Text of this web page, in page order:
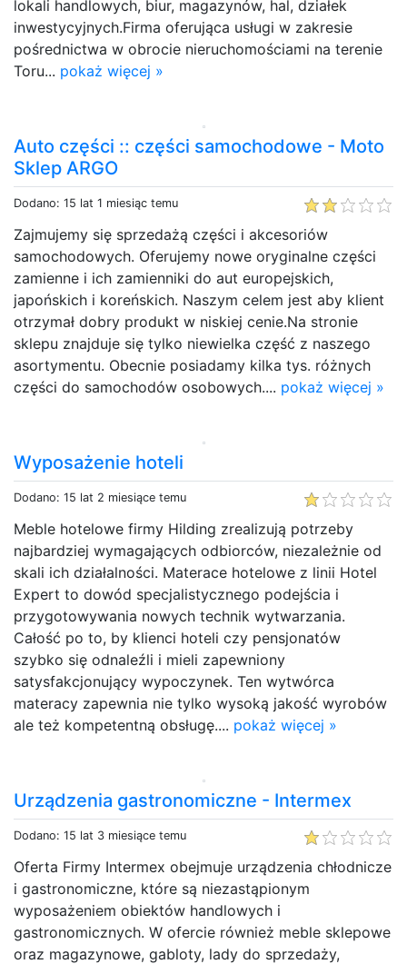
lokali handlowych, biur, magazynów, hal, działek
inwestycyjnych.Firma oferująca usługi w zakresie
pośrednictwa w obrocie nieruchomościami na terenie
Toru... pokaż więcej »
Auto części :: części samochodowe - Moto
Sklep ARGO
Dodano: 15 lat 1 miesiąc temu
Zajmujemy się sprzedażą części i akcesoriów
samochodowych. Oferujemy nowe oryginalne części
zamienne i ich zamienniki do aut europejskich,
japońskich i koreńskich. Naszym celem jest aby klient
otrzymał dobry produkt w niskiej cenie.Na stronie
sklepu znajduje się tylko niewielka część z naszego
asortymentu. Obecnie posiadamy kilka tys. różnych
części do samochodów osobowych.... pokaż więcej »
Wyposażenie hoteli
Dodano: 15 lat 2 miesiące temu
Meble hotelowe firmy Hilding zrealizują potrzeby
najbardziej wymagających odbiorców, niezależnie od
skali ich działalności. Materace hotelowe z linii Hotel
Expert to dowód specjalistycznego podejścia i
przygotowywania nowych technik wytwarzania.
Całość po to, by klienci hoteli czy pensjonatów
szybko się odnaleźli i mieli zapewniony
satysfakcjonujący wypoczynek. Ten wytwórca
materacy zapewnia nie tylko wysoką jakość wyrobów
ale też kompetentną obsługę.... pokaż więcej »
Urządzenia gastronomiczne - Intermex
Dodano: 15 lat 3 miesiące temu
Oferta Firmy Intermex obejmuje urządzenia chłodnicze
i gastronomiczne, które są niezastąpionym
wyposażeniem obiektów handlowych i
gastronomicznych. W ofercie również meble sklepowe
oraz magazynowe, gabloty, lady do sprzedaży,